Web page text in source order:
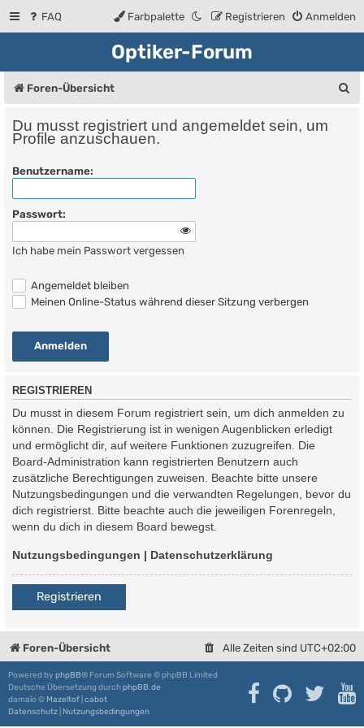
FAQ Anmelden
Registrieren
Farbpalette
Optiker-Forum
Foren-Übersicht
Du musst registriert und angemeldet sein, um
Profile anzuschauen.
Benutzername:
Passwort:
Ich habe mein Passwort vergessen
Angemeldet bleiben
Meinen Online-Status während dieser Sitzung verbergen
REGISTRIEREN
Du musst in diesem Forum registriert sein, um dich anmelden zu
können. Die Registrierung ist in wenigen Augenblicken erledigt
und ermöglicht dir, auf weitere Funktionen zuzugreifen. Die
Board-Administration kann registrierten Benutzern auch
zusätzliche Berechtigungen zuweisen. Beachte bitte unsere
Nutzungsbedingungen und die verwandten Regelungen, bevor du
dich registrierst. Bitte beachte auch die jeweiligen Forenregeln,
wenn du dich in diesem Board bewegst.
Nutzungsbedingungen | Datenschutzerklärung
Registrieren
Foren-Übersicht Alle Zeiten sind UTC+02:00
Powered by phpBB® Forum Software © phpBB Limited
Deutsche Übersetzung durchphpBB.de
damaïo © Mazeltof cabot
Datenschutz Nutzungsbedingungen